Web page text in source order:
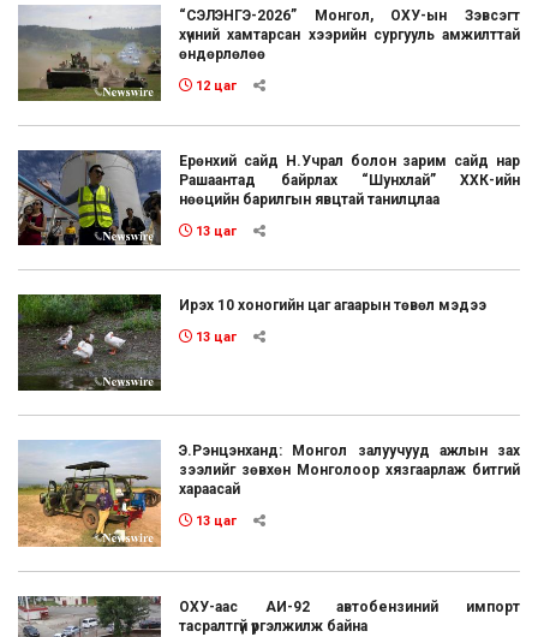
“СЭЛЭНГЭ-2026” Монгол, ОХУ-ын Зэвсэгт
хүчний хамтарсан хээрийн сургууль амжилттай
өндөрлөлөө
12 цаг
Ерөнхий сайд Н.Учрал болон зарим сайд нар
Рашаантад байрлах “Шунхлай” ХХК-ийн
нөөцийн барилгын явцтай танилцлаа
13 цаг
Ирэх 10 хоногийн цаг агаарын төвөл мэдээ
13 цаг
Э.Рэнцэнханд: Монгол залуучууд ажлын зах
зээлийг зөвхөн Монголоор хязгаарлаж битгий
хараасай
13 цаг
ОХУ-аас АИ-92 автобензиний импорт
тасралтгүй үргэлжилж байна